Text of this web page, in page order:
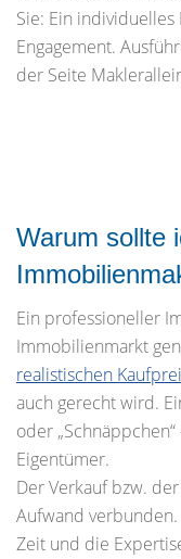
Sie: Ein
Engagement.
der Seite
Warum sollte
Ein professioneller
Immobilienmarkt
realistischen
auch gerecht wird.
oder
Eigentümer.
Der Verkauf bzw.
Aufwand
Zeit und die